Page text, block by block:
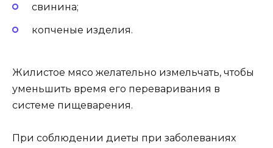
свинина;
копченые изделия.
Жилистое мясо желательно измельчать, чтобы
уменьшить время его переваривания в
системе пищеварения.
При соблюдении диеты при заболеваниях